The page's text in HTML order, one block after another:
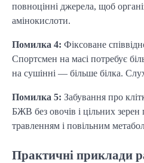
повноцінні джерела, щоб
амінокислоти.
Помилка 4: Фіксоване
Спортсмен на масі потребує
на сушінні — більше білка.
Помилка 5: Забування про
БЖВ без овочів і цільних зерен
травленням і повільним
Практичні приклади